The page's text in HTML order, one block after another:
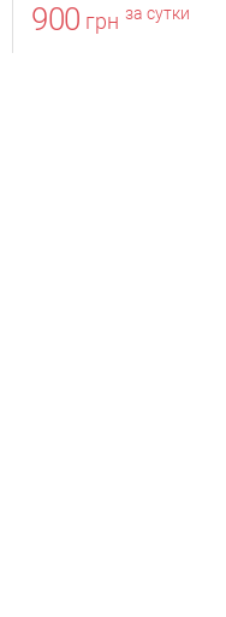
900 грн за сутки